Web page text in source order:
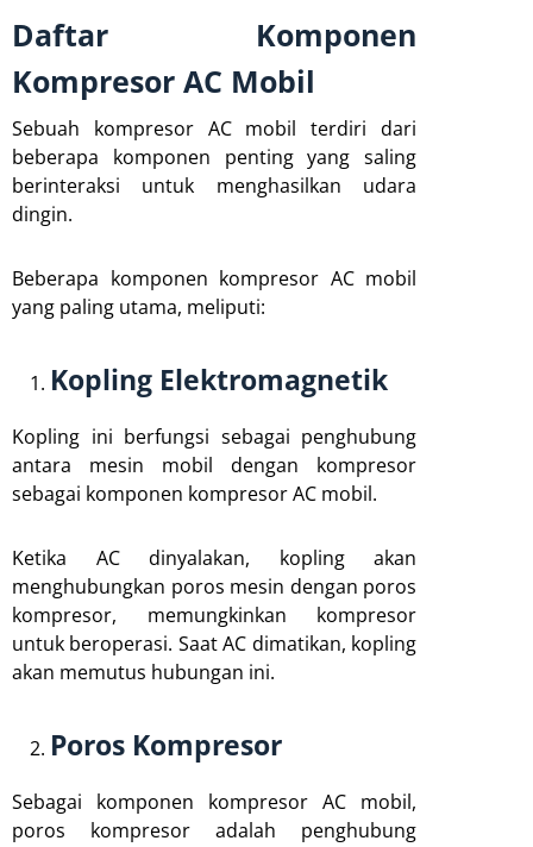
Daftar Komponen
Kompresor AC Mobil
Sebuah kompresor AC mobil terdiri dari
beberapa komponen penting yang saling
berinteraksi untuk menghasilkan udara
dingin.
Beberapa komponen kompresor AC mobil
yang paling utama, meliputi:
Kopling Elektromagnetik
Kopling ini berfungsi sebagai penghubung
antara mesin mobil dengan kompresor
sebagai komponen kompresor AC mobil.
Ketika AC dinyalakan, kopling akan
menghubungkan poros mesin dengan poros
kompresor, memungkinkan kompresor
untuk beroperasi. Saat AC dimatikan, kopling
akan memutus hubungan ini.
Poros Kompresor
Sebagai komponen kompresor AC mobil,
poros kompresor adalah penghubung